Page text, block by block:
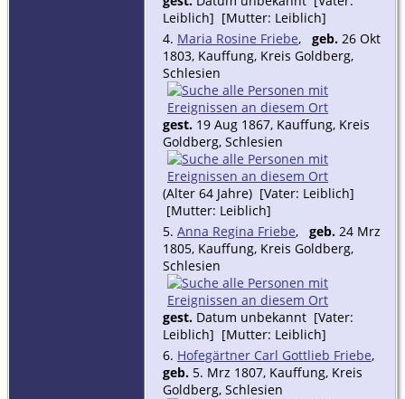
Leiblich] [Mutter: Leiblich]
4. Maria Rosine Friebe, geb. 26 Okt
1803, Kauffung, Kreis Goldberg,
Schlesien
gest. 19 Aug 1867, Kauffung, Kreis
Goldberg, Schlesien
(Alter 64 Jahre) [Vater: Leiblich]
[Mutter: Leiblich]
5. Anna Regina Friebe, geb. 24 Mrz
1805, Kauffung, Kreis Goldberg,
Schlesien
gest. Datum unbekannt [Vater:
Leiblich] [Mutter: Leiblich]
6. Hofegärtner Carl Gottlieb Friebe,
geb. 5. Mrz 1807, Kauffung, Kreis
Goldberg, Schlesien